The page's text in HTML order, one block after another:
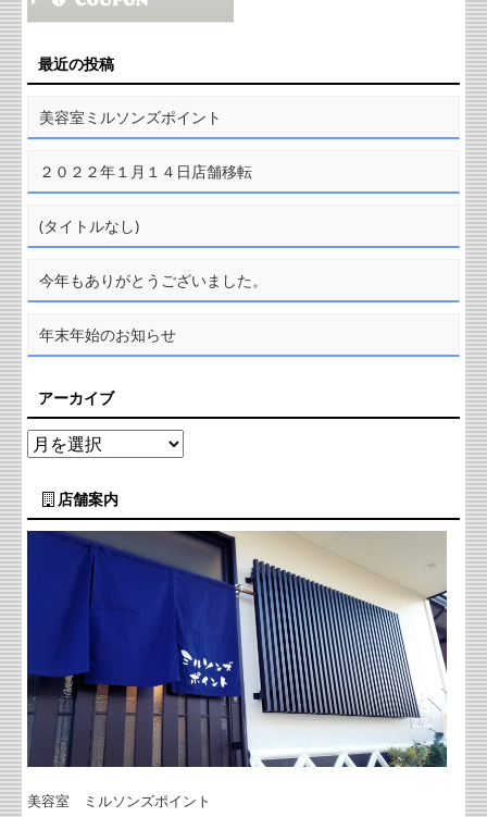
最近の投稿
美容室ミルソンズポイント
２０２２年１月１４日店舗移転
(タイトルなし)
今年もありがとうございました。
年末年始のお知らせ
アーカイブ
店舗案内
美容室 ミルソンズポイント